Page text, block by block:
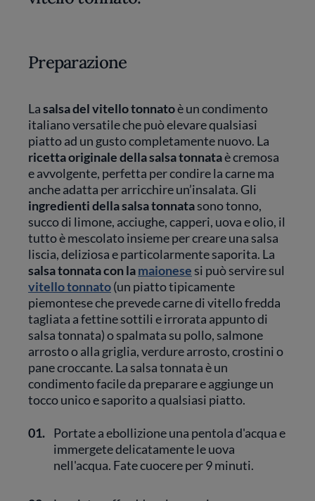
Preparazione
Lasalsa del vitello tonnatoè un condimento
italiano versatile che può elevare qualsiasi
piatto ad un gusto completamente nuovo. La
ricetta originale della salsa tonnataè cremosa
e avvolgente, perfetta per condire la carne ma
anche adatta per arricchire un’insalata. Gli
ingredienti della salsa tonnatasono tonno,
succo di limone, acciughe, capperi, uova e olio, il
tutto è mescolato insieme per creare una salsa
liscia, deliziosa e particolarmente saporita. La
salsa tonnata con lamaionesesi può servire sul
vitello tonnato(un piatto tipicamente
piemontese che prevede carne di vitello fredda
tagliata a fettine sottili e irrorata appunto di
salsa tonnata) o spalmata su pollo, salmone
arrosto o alla griglia, verdure arrosto, crostini o
pane croccante. La salsa tonnata è un
condimento facile da preparare e aggiunge un
tocco unico e saporito a qualsiasi piatto.
01. Portate a ebollizione una pentola d'acqua e
immergete delicatamente le uova
nell'acqua. Fate cuocere per 9 minuti.